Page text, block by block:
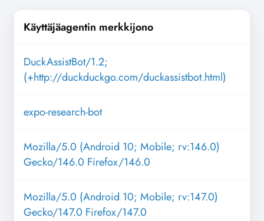
Käyttäjäagentin merkkijono
DuckAssistBot/1.2;
(+http://duckduckgo.com/duckassistbot.html)
expo-research-bot
Mozilla/5.0 (Android 10; Mobile; rv:146.0)
Gecko/146.0 Firefox/146.0
Mozilla/5.0 (Android 10; Mobile; rv:147.0)
Gecko/147.0 Firefox/147.0